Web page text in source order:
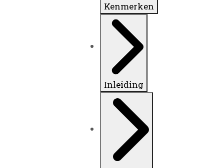
Kenmerken
Inleiding